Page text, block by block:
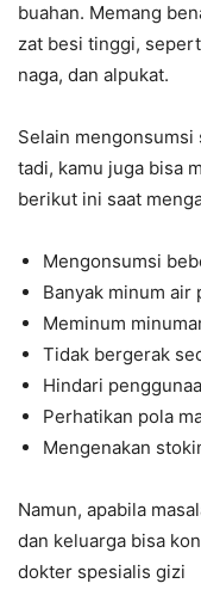
buahan. Memang
zat besi tinggi,
naga, dan alpukat.
Selain mengonsumsi
tadi, kamu juga bisa
berikut ini saat
Mengonsumsi
Banyak minum air
Meminum
Tidak bergerak
Hindari
Perhatikan pola
Mengenakan
Namun, apabila
dan keluarga bisa
dokter spesialis gizi